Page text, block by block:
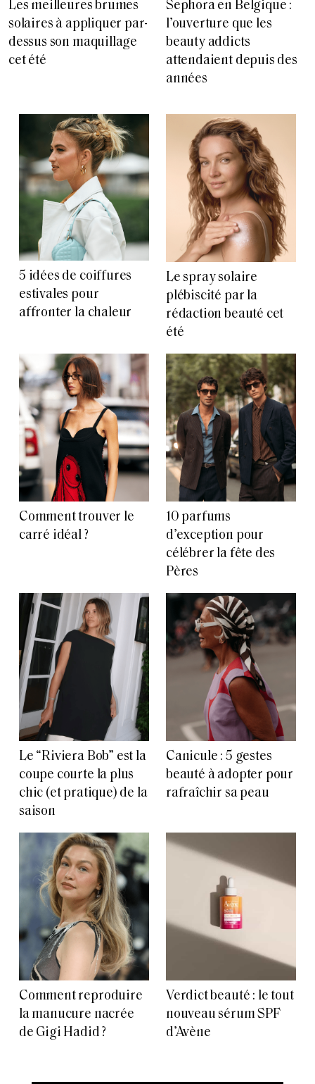
Les meilleures brumes
solaires à appliquer par-
dessus son maquillage
cet été
Sephora en Belgique :
l’ouverture que les
beauty addicts
attendaient depuis des
années
5 idées de coiffures
estivales pour
affronter la chaleur
Le spray solaire
plébiscité par la
rédaction beauté cet
été
Comment trouver le
carré idéal ?
10 parfums
d’exception pour
célébrer la fête des
Pères
Le “Riviera Bob” est la
coupe courte la plus
chic (et pratique) de la
saison
Canicule : 5 gestes
beauté à adopter pour
rafraîchir sa peau
Comment reproduire
la manucure nacrée
de Gigi Hadid ?
Verdict beauté : le tout
nouveau sérum SPF
d’Avène